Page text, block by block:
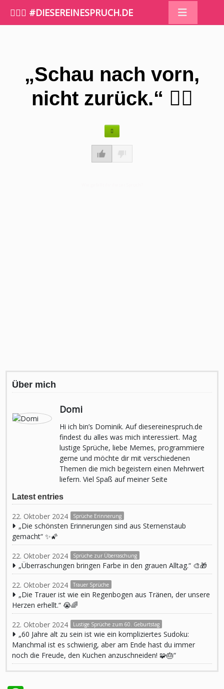
🤷🏼‍♀️ #DIESEREINESPRUCH.DE
„Schau nach vorn,
nicht zurück.“ ✋🏻
Über mich
Domi
Hi ich bin’s Dominik. Auf diesereinespruch.de
findest du alles was mich interessiert. Mag
lustige Sprüche, liebe Memes, programmiere
gerne und möchte dir mit verschiedenen
Themen die mich begeistern einen Mehrwert
liefern. Viel Spaß auf meiner Seite
Latest entries
22. Oktober 2024 Sprüche Erinnerung
„Die schönsten Erinnerungen sind aus Sternenstaub
gemacht“ ✨🌠
22. Oktober 2024 Sprüche zur Überraschung
„Überraschungen bringen Farbe in den grauen Alltag.“ 🎨🎁
22. Oktober 2024 Trauer Sprüche
„Die Trauer ist wie ein Regenbogen aus Tränen, der unsere
Herzen erhellt.“ 😭🌈
22. Oktober 2024 Lustige Sprüche zum 60. Geburtstag
„60 Jahre alt zu sein ist wie ein kompliziertes Sudoku:
Manchmal ist es schwierig, aber am Ende hast du immer
noch die Freude, den Kuchen anzuschneiden! 🧩🎂“